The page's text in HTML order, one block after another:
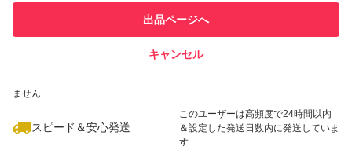
での取引実績があります
ません
スピード＆安心発送
このユーザーは高頻度で24時間以内
＆設定した発送日数内に発送していま
す
出品ページへ
キャンセル